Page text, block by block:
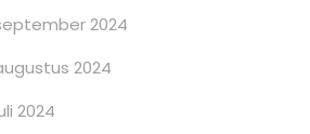
2024
2024
2024